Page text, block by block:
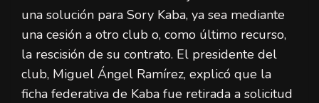
una solución para Sory Kaba, ya sea mediante
una cesión a otro club o, como último recurso,
la rescisión de su contrato. El presidente del
club, Miguel Ángel Ramírez, explicó que la
ficha federativa de Kaba fue retirada a solicitud